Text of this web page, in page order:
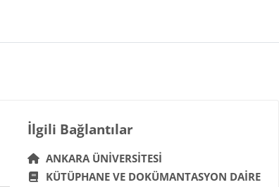
Bloklar
İlgili Bağlantılar 'yı atla
İlgili Bağlantılar
ANKARA ÜNIVERSITESI
KÜTÜPHANE VE DOKÜMANTASYON DAIRE